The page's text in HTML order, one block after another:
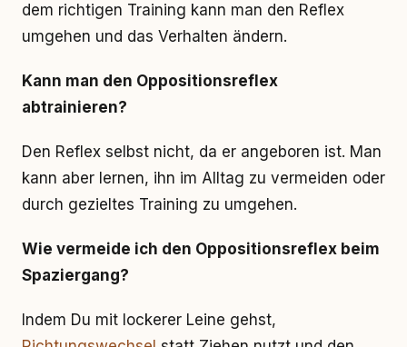
dem richtigen Training kann man den Reflex
umgehen und das Verhalten ändern.
Kann man den Oppositionsreflex
abtrainieren?
Den Reflex selbst nicht, da er angeboren ist. Man
kann aber lernen, ihn im Alltag zu vermeiden oder
durch gezieltes Training zu umgehen.
Wie vermeide ich den Oppositionsreflex beim
Spaziergang?
Indem Du mit lockerer Leine gehst,